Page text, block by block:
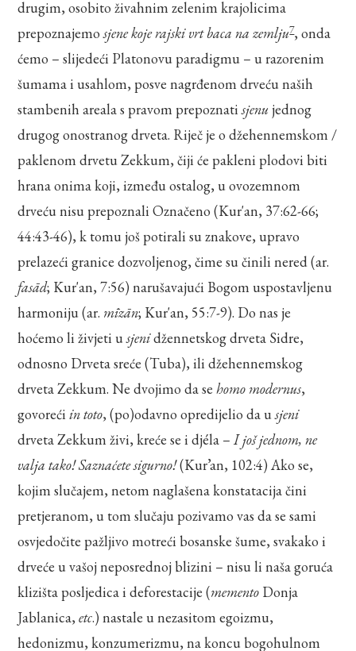
drugim, osobito živahnim zelenim krajolicima
prepoznajemosjene koje rajski vrt baca na zemlju7, onda
ćemo – slijedeći Platonovu paradigmu – u razorenim
šumama i usahlom, posve nagrđenom drveću naših
stambenih areala s pravom prepoznatisjenujednog
drugog onostranog drveta. Riječ je o džehennemskom /
paklenom drvetu Zekkum, čiji će pakleni plodovi biti
hrana onima koji, između ostalog, u ovozemnom
drveću nisu prepoznali Označeno (Kur'an, 37:62-66;
44:43-46), k tomu još potirali su znakove, upravo
prelazeći granice dozvoljenog, čime su činili nered (ar.
fasād; Kur'an, 7:56) narušavajući Bogom uspostavljenu
harmoniju (ar. mīzān; Kur'an, 55:7-9). Do nas je
hoćemo li živjeti usjenidžennetskog drveta Sidre,
odnosno Drveta sreće (Tuba), ili džehennemskog
drveta Zekkum. Ne dvojimo da sehomo modernus,
govorećiin toto, (po)odavno opredijelio da usjeni
drveta Zekkum živi, kreće se i djéla –I još jednom, ne
valja tako! Saznaćete sigurno!(Kur’an, 102:4) Ako se,
kojim slučajem, netom naglašena konstatacija čini
pretjeranom, u tom slučaju pozivamo vas da se sami
osvjedočite pažljivo motreći bosanske šume, svakako i
drveće u vašoj neposrednoj blizini – nisu li naša goruća
klizišta posljedica i deforestacije (memento Donja
Jablanica,etc.) nastale u nezasitom egoizmu,
hedonizmu, konzumerizmu, na koncu bogohulnom